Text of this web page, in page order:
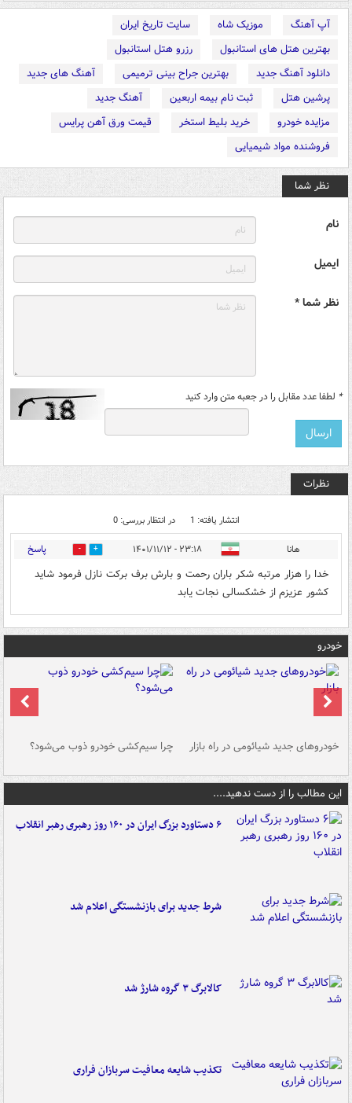
آپ آهنگ موزیک شاه
سایت تاریخ ایران
بهترین هتل های استانبول
رزرو هتل استانبول
دانلود آهنگ جدید
بهترین جراح بینی ترمیمی
آهنگ های جدید
پرشین هتل
ثبت نام بیمه اربعین
آهنگ جدید
مزایده خودرو
خرید بلیط استخر
قیمت ورق آهن پرایس
فروشنده مواد شیمیایی
نظر شما
نام
ایمیل
نظر شما *
* لطفا عدد مقابل را در جعبه متن وارد کنید
نظرات
انتشار یافته: 1 در انتظار بررسی: 0
هانا ۲۳:۱۸ - ۱۴۰۱/۱۱/۱۲ 4 پاسخ
خدا را هزار مرتبه شکر باران رحمت و بارش برف برکت نازل فرمود شاید
کشور عزیزم از خشکسالی نجات یابد
خودرو
خودروهای جدید شیائومی در راه بازار چرا سیم‌کشی خودرو ذوب می‌شود؟
این مطالب را از دست ندهید....
۶ دستاورد بزرگ ایران در ۱۶۰ روز رهبری رهبر انقلاب
شرط جدید برای بازنشستگی اعلام شد
کالابرگ ۳ گروه شارژ شد
تکذیب شایعه معافیت سربازان فراری